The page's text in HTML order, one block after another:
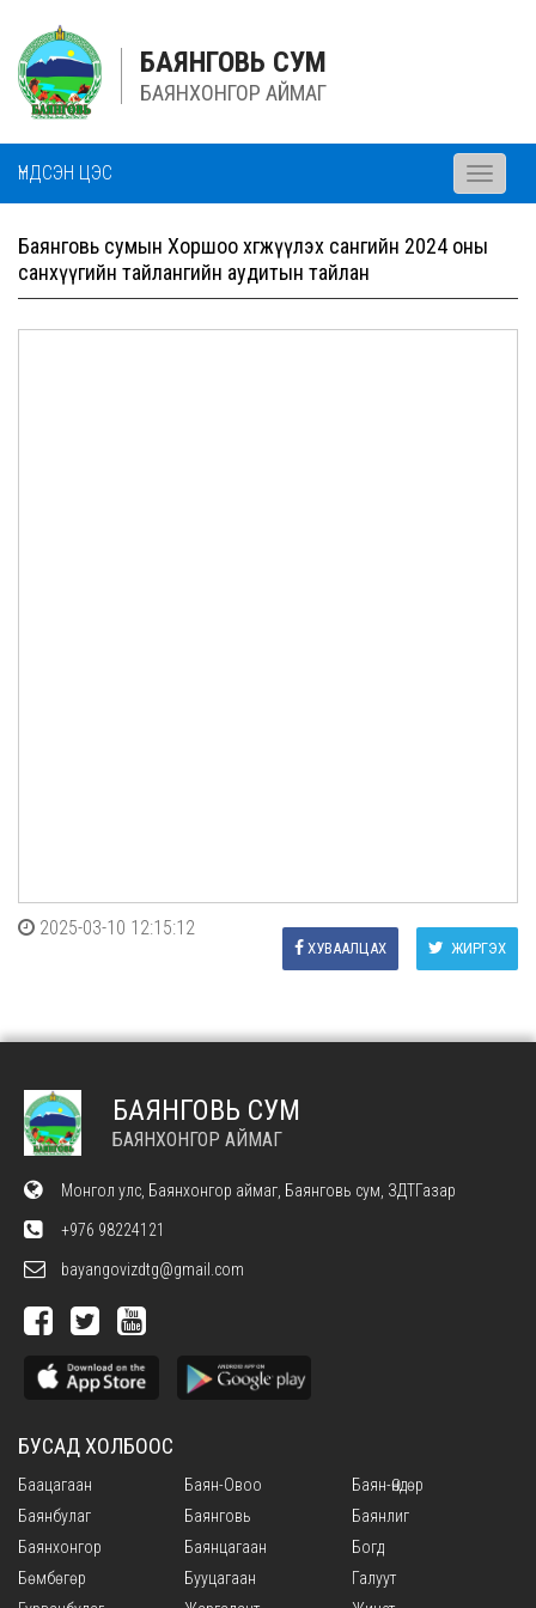
БАЯНГОВЬ СУМ
БАЯНХОНГОР АЙМАГ
ҮНДСЭН ЦЭС
Toggle
Баянговь сумын Хоршоо хөгжүүлэх сангийн 2024 оны
санхүүгийн тайлангийн аудитын тайлан
2025-03-10 12:15:12
ЖИРГЭХ
ХУВААЛЦАХ
БАЯНГОВЬ СУМ
БАЯНХОНГОР АЙМАГ
Монгол улс, Баянхонгор аймаг, Баянговь сум, ЗДТГазар
+976 98224121
bayangovizdtg@gmail.com
БУСАД ХОЛБООС
Баацагаан Баян-Овоо
Баян-Өндөр
Баянбулаг
Баянговь
Баянлиг
Баянхонгор
Баянцагаан
Богд
Бөмбөгөр
Бууцагаан
Галуут